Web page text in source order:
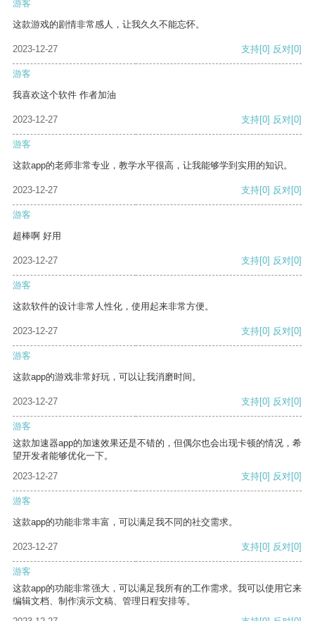
游客
这款游戏的剧情非常感人，让我久久不能忘怀。
2023-12-27 支持[0] 反对[0]
游客
我喜欢这个软件 作者加油
2023-12-27 支持[0] 反对[0]
游客
这款app的老师非常专业，教学水平很高，让我能够学到实用的知识。
2023-12-27 支持[0] 反对[0]
游客
超棒啊 好用
2023-12-27 支持[0] 反对[0]
游客
这款软件的设计非常人性化，使用起来非常方便。
2023-12-27 支持[0] 反对[0]
游客
这款app的游戏非常好玩，可以让我消磨时间。
2023-12-27 支持[0] 反对[0]
游客
这款加速器app的加速效果还是不错的，但偶尔也会出现卡顿的情况，希
望开发者能够优化一下。
2023-12-27
支持[0] 反对[0]
游客
这款app的功能非常丰富，可以满足我不同的社交需求。
2023-12-27 支持[0] 反对[0]
游客
这款app的功能非常强大，可以满足我所有的工作需求。我可以使用它来
编辑文档、制作演示文稿、管理日程安排等。